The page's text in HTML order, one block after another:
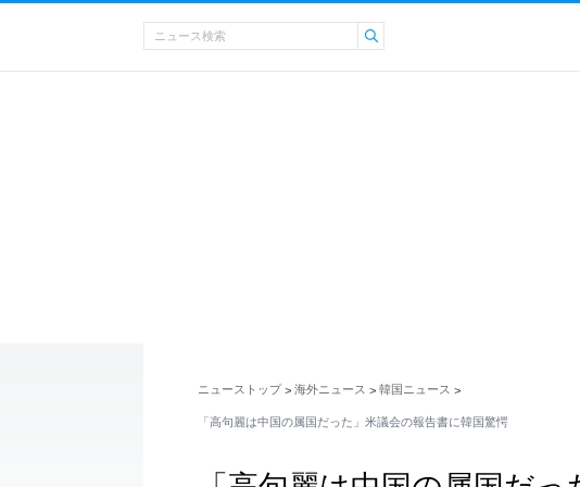
ニューストップ > 海外ニュース > 韓国ニュース >
「高句麗は中国の属国だった」米議会の報告書に韓国驚愕